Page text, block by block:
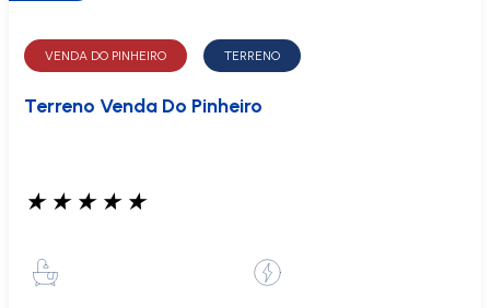
VENDA DO PINHEIRO TERRENO
Terreno Venda Do Pinheiro
★ ★ ★ ★ ★